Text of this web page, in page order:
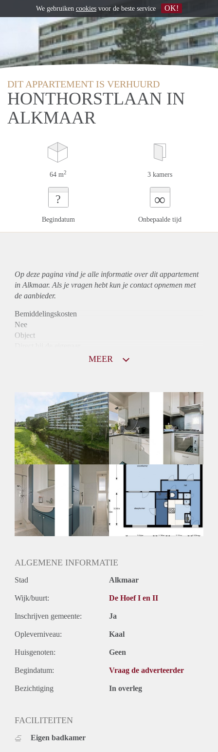
DIT APPARTEMENT IS VERHUURD
HONTHORSTLAAN IN
ALKMAAR
64 m2 3 kamers
?
Begindatum
∞
Onbepaalde tijd
Op deze pagina vind je alle informatie over ditappartement
in Alkmaar. Als je vragen hebt kun je contact opnemen met
de aanbieder.
Bemiddelingskosten
Nee
Object
Niet mogelijk
Inkomen eis
2,8 X Maandhuur Bruto
Huurtermijn
Onbepaalde termijn
Oplevering
Kaal
MEER
ALGEMENE INFORMATIE
Stad Alkmaar
Wijk/buurt: De Hoef I en II
Inschrijven gemeente: Ja
Opleverniveau: Kaal
Huisgenoten: Geen
Begindatum: Vraag de adverteerder
Bezichtiging In overleg
FACILITEITEN
Eigen badkamer
We gebruiken cookies voor de beste service OK!